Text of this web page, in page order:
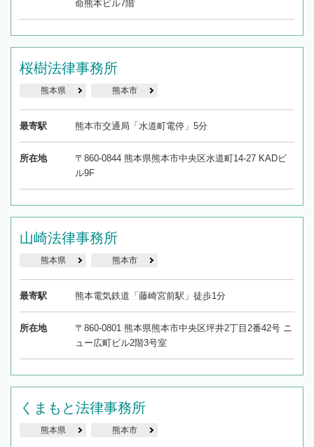
命熊本ビル7階
桜樹法律事務所
熊本県 熊本市
最寄駅 熊本市交通局「水道町電停」5分
所在地
〒860-0844 熊本県熊本市中央区水道町14-27 KADビ
ル9F
山崎法律事務所
熊本県 熊本市
最寄駅 熊本電気鉄道「藤崎宮前駅」徒歩1分
所在地
〒860-0801 熊本県熊本市中央区坪井2丁目2番42号 ニ
ュー広町ビル2階3号室
くまもと法律事務所
熊本県 熊本市